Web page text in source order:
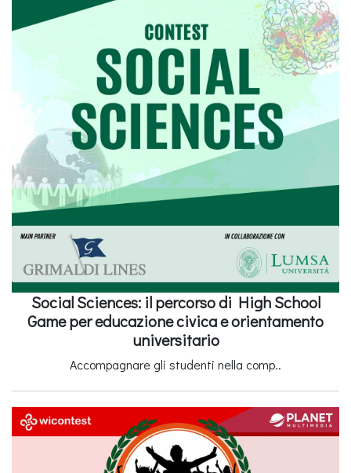
Social Sciences: il percorso di High School
Game per educazione civica e orientamento
universitario
Accompagnare gli studenti nella comp..